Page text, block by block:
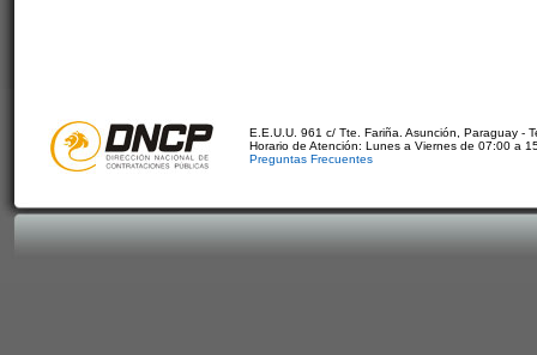
E.E.U.U. 961 c/ Tte. Fariña. Asunción, Paraguay -
Horario de Atención: Lunes a Viernes de 07:00 a
Preguntas Frecuentes